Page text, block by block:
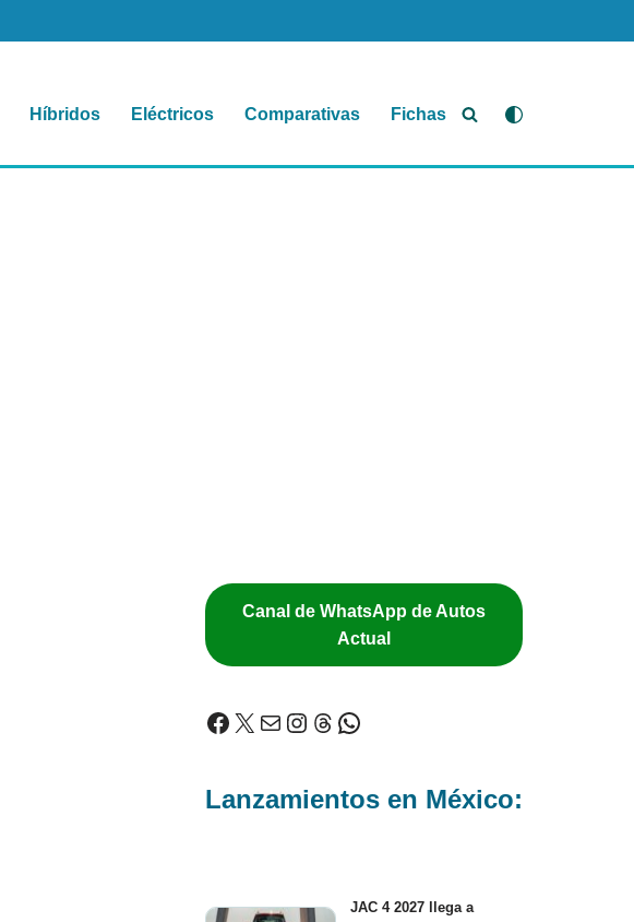
Híbridos Eléctricos Comparativas Fichas
Canal de WhatsApp de Autos
Actual
Lanzamientos en México:
JAC 4 2027 llega a